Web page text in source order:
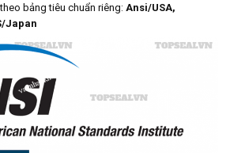
bảng tiêu chuẩn riêng: Ansi/USA,
Japan